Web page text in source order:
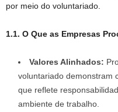
por meio do voluntariado.
1.1. O Que as Empresas
Valores Alinhados:
voluntariado demonstram
que reflete
ambiente de trabalho.